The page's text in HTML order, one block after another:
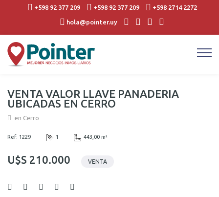
+598 92 377 209 +598 92 377 209 +598 2714 2272
hola@pointer.uy
VENTA VALOR LLAVE PANADERIA
UBICADAS EN CERRO
en Cerro
Ref: 1229 1 443,00 m²
U$S 210.000 VENTA